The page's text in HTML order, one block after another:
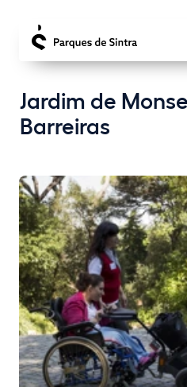
Jardim de
Barreiras